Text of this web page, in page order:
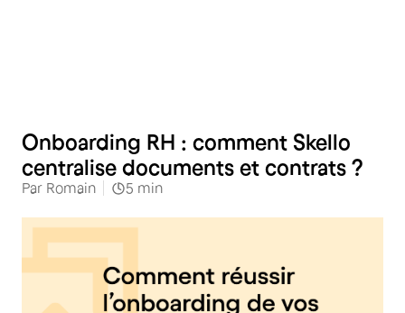
Onboarding RH : comment Skello
centralise documents et contrats ?
Par Romain 5 min